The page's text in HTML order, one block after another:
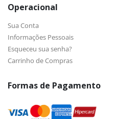
Operacional
Sua Conta
Informações Pessoais
Esqueceu sua senha?
Carrinho de Compras
Formas de Pagamento